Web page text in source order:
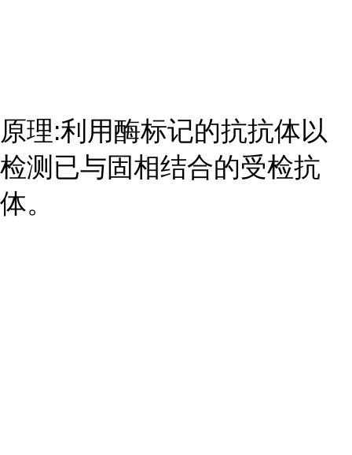
原理:利用酶标记的抗抗体以
检测已与固相结合的受检抗
体。